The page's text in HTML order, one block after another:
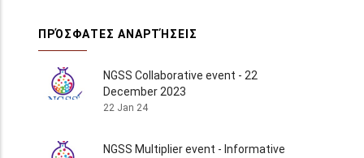
ΠΡΌΣΦΑΤΕΣ ΑΝΑΡΤΉΣΕΙΣ
NGSS Collaborative event - 22
December 2023
22 Jan 24
NGSS Multiplier event - Informative